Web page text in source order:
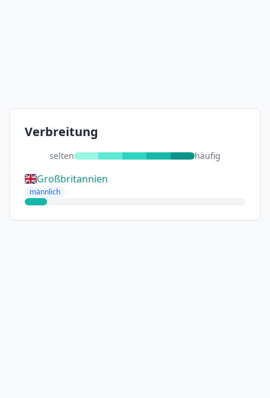
Verbreitung
selten häufig
Großbritannien
männlich